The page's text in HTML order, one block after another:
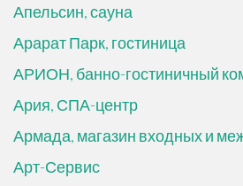
Апельсин, сауна
Арарат Парк, гостиница
АРИОН, банно-гостиничный
Ария, СПА-центр
Армада, магазин входных и
Арт-Сервис